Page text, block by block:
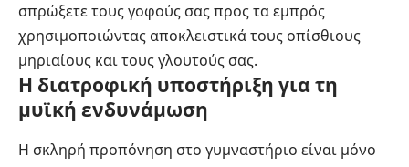
σπρώξετε τους γοφούς σας προς τα εμπρός
χρησιμοποιώντας αποκλειστικά τους οπίσθιους
μηριαίους και τους γλουτούς σας.
Η διατροφική υποστήριξη για τη
μυϊκή ενδυνάμωση
Η σκληρή προπόνηση στο γυμναστήριο είναι μόνο